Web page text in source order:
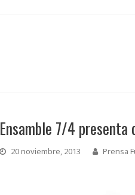
Ensamble 7/4 presenta
20 noviembre, 2013 Prensa